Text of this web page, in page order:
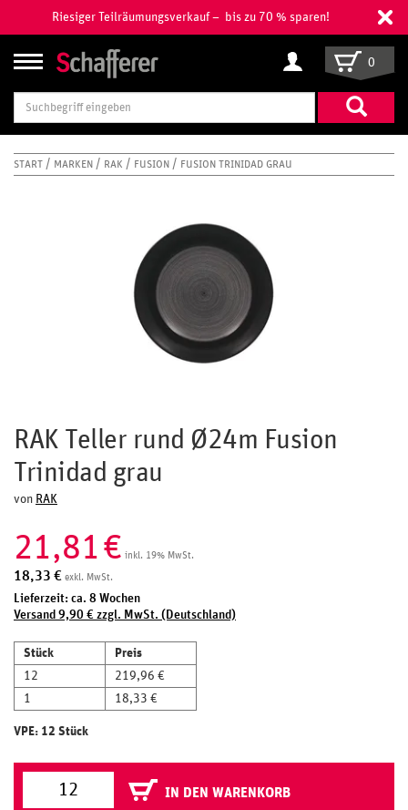
Riesiger Teilräumungsverkauf – bis zu 70 % sparen!
Suchbegriff
eingeben
0
START MARKEN RAK FUSION FUSION TRINIDAD GRAU
RAK Teller rund Ø24m Fusion
Trinidad grau
von RAK
21,81€ inkl. 19% MwSt.
18,33 € exkl. MwSt.
Lieferzeit: ca. 8 Wochen
Versand 9,90 € zzgl. MwSt. (Deutschland)
Stück
Preis
12
219,96 €
1
18,33 €
VPE: 12 Stück
IN DEN WARENKORB